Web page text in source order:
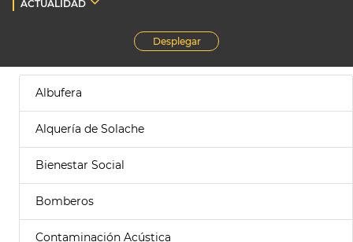
ACTUALIDAD
Desplegar
Albufera
Alquería de Solache
Bienestar Social
Bomberos
Contaminación Acústica